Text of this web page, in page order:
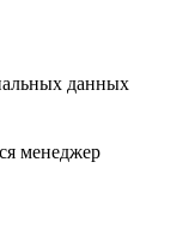
данных
менеджер